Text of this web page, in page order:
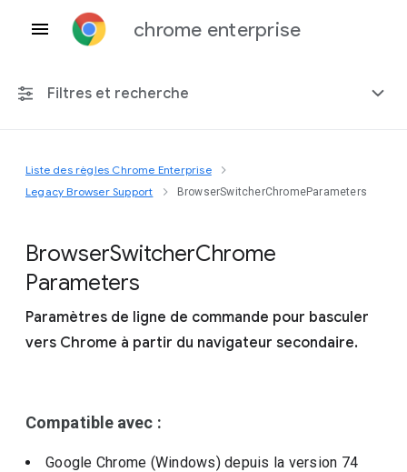
chrome enterprise
Filtres et recherche
Toute plate-forme
Inclure les règles obsolètes
Liste des règles Chrome Enterprise
Legacy Browser Support
BrowserSwitcherChromeParameters
BrowserSwitcherChrome
Parameters
Paramètres de ligne de commande pour basculer
vers Chrome à partir du navigateur secondaire.
Compatible avec :
Google Chrome (Windows)depuis la version 74